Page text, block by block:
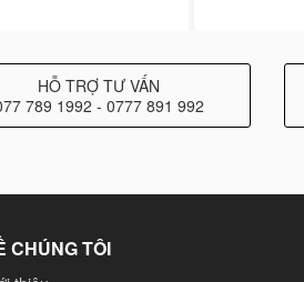
HỖ TRỢ TƯ VẤN
789 1992 - 0777 891 992
CHÚNG TÔI